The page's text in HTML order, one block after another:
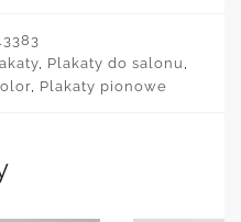
, Plakaty do salonu ,
, Plakaty pionowe